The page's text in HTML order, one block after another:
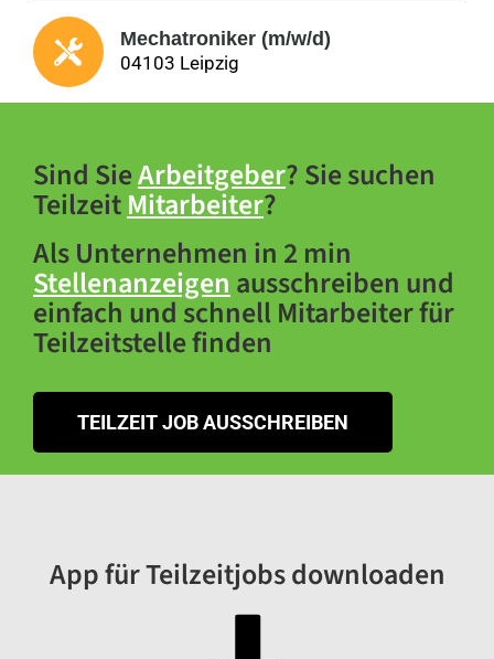
Mechatroniker (m/w/d)
04103 Leipzig
Sind SieArbeitgeber? Sie suchen
TeilzeitMitarbeiter?
Als Unternehmen in 2 min
Stellenanzeigenausschreiben und
einfach und schnell Mitarbeiter für
Teilzeitstelle finden
TEILZEIT JOB AUSSCHREIBEN
App für Teilzeitjobs downloaden